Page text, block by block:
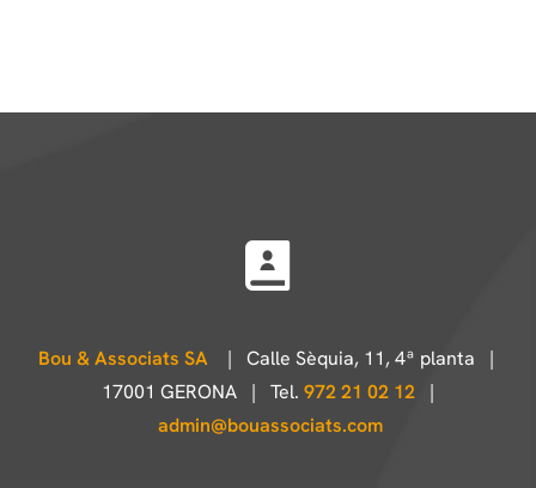
Bou & Associats SA
| Calle Sèquia, 11, 4ª planta |
17001 GERONA | Tel. 972 21 02 12 |
admin@bouassociats.com